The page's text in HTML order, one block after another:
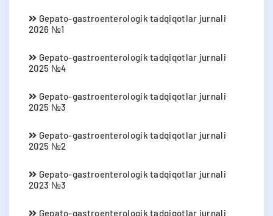
Gepato-gastroenterologik tadqiqotlar jurnali
2026 №1
Gepato-gastroenterologik tadqiqotlar jurnali
2025 №4
Gepato-gastroenterologik tadqiqotlar jurnali
2025 №3
Gepato-gastroenterologik tadqiqotlar jurnali
2025 №2
Gepato-gastroenterologik tadqiqotlar jurnali
2023 №3
Gepato-gastroenterologik tadqiqotlar jurnali